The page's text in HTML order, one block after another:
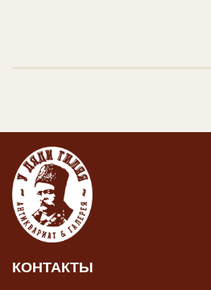
КОНТАКТЫ